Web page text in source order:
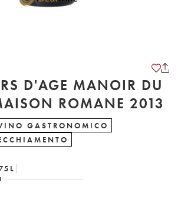
D'AGE MANOIR DU
BAIS LA MAISON ROMANE 2013
GASTRONOMICO
L